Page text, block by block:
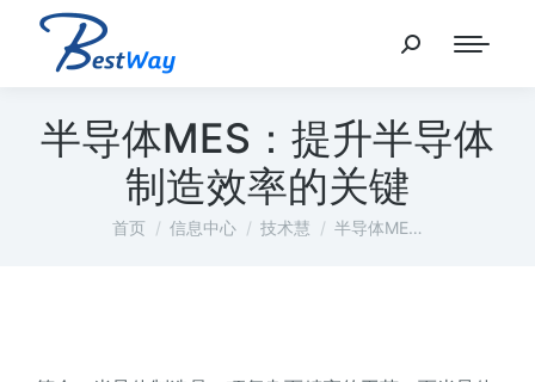
半导体MES：提升半导体
制造效率的关键
您在这里：
首页 信息中心 技术慧 半导体ME…